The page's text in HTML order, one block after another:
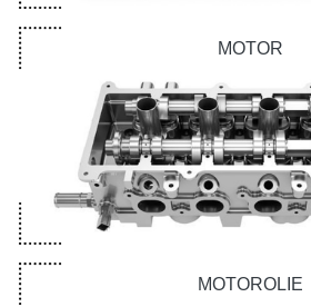
MOTOR
MOTOROLIE